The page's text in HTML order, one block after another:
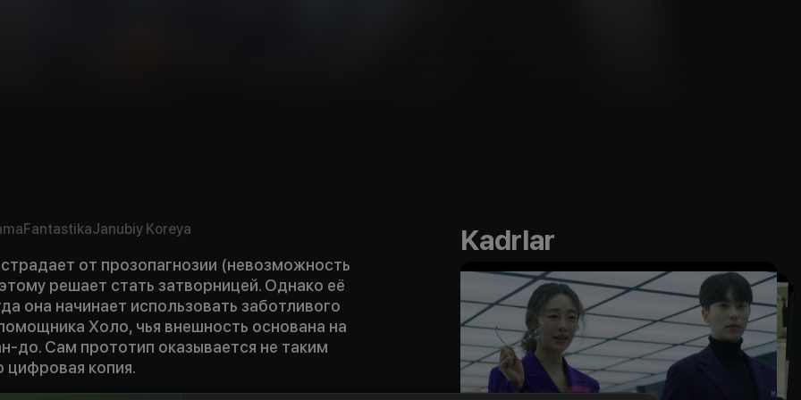
FantastikaJanubiy Koreya
от прозопагнозии (невозможность
решает стать затворницей. Однако её
она начинает использовать заботливого
Холо, чья внешность основана на
до. Сам прототип оказывается не таким
цифровая копия.
Kadrlar